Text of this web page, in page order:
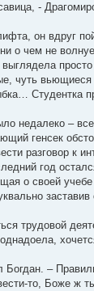
-
он вдруг
о чем не
просто
чуть
Студентка
недалеко –
генсек
разговор к
год
о своей
заставив
трудовой
Богдан. –
то, Боже ж